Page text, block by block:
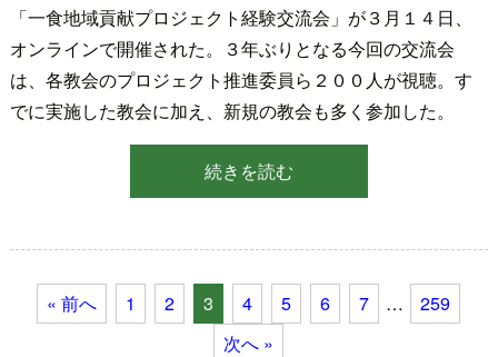
「一食地域貢献プロジェクト経験交流会」が３月１４日、
オンラインで開催された。３年ぶりとなる今回の交流会
は、各教会のプロジェクト推進委員ら２００人が視聴。す
でに実施した教会に加え、新規の教会も多く参加した。
続きを読む
« 前へ 1 2 3 4 5 6 7 …
259
次へ »